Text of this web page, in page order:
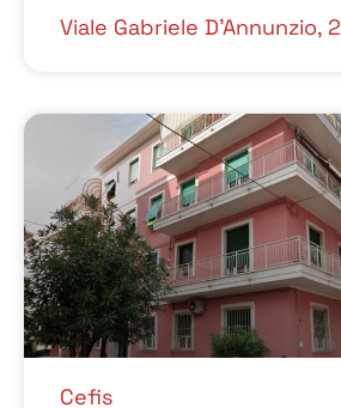
Viale Gabriele D’Annunzio,
Cefis